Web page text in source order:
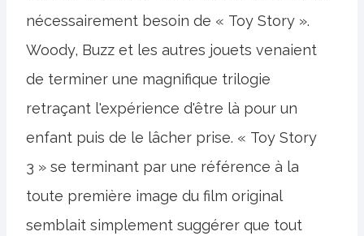
nécessairement besoin de « Toy Story ».
Woody, Buzz et les autres jouets venaient
de terminer une magnifique trilogie
retraçant l'expérience d'être là pour un
enfant puis de le lâcher prise. « Toy Story
3 » se terminant par une référence à la
toute première image du film original
semblait simplement suggérer que tout